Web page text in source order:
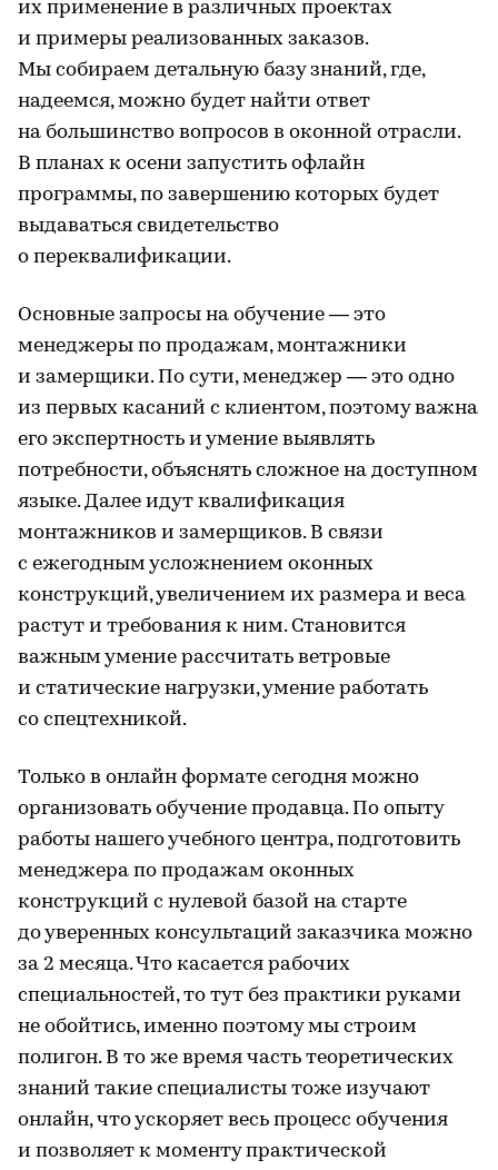
их применение в различных проектах
и примеры реализованных заказов.
Мы собираем детальную базу знаний, где,
надеемся, можно будет найти ответ
на большинство вопросов в оконной отрасли.
В планах к осени запустить офлайн
программы, по завершению которых будет
выдаваться свидетельство
о переквалификации.
Основные запросы на обучение — это
менеджеры по продажам, монтажники
и замерщики. По сути, менеджер — это одно
из первых касаний с клиентом, поэтому важна
его экспертность и умение выявлять
потребности, объяснять сложное на доступном
языке. Далее идут квалификация
монтажников и замерщиков. В связи
с ежегодным усложнением оконных
конструкций, увеличением их размера и веса
растут и требования к ним. Становится
важным умение рассчитать ветровые
и статические нагрузки, умение работать
со спецтехникой.
Только в онлайн формате сегодня можно
организовать обучение продавца. По опыту
работы нашего учебного центра, подготовить
менеджера по продажам оконных
конструкций с нулевой базой на старте
до уверенных консультаций заказчика можно
за 2 месяца. Что касается рабочих
специальностей, то тут без практики руками
не обойтись, именно поэтому мы строим
полигон. В то же время часть теоретических
знаний такие специалисты тоже изучают
онлайн, что ускоряет весь процесс обучения
и позволяет к моменту практической